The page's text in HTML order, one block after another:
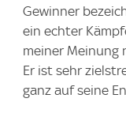
Gewinner
ein echter
meiner Meinung
Er ist sehr
ganz auf seine